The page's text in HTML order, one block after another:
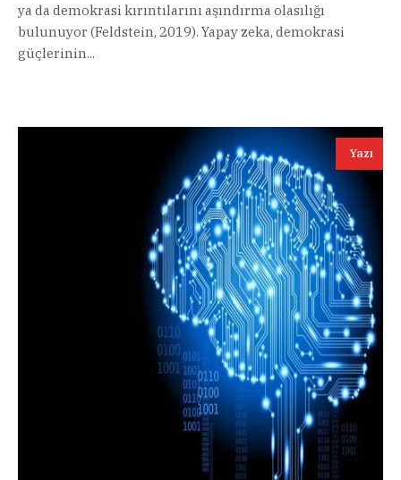
ya da demokrasi kırıntılarını aşındırma olasılığı
bulunuyor (Feldstein, 2019). Yapay zeka, demokrasi
güçlerinin...
Yazı